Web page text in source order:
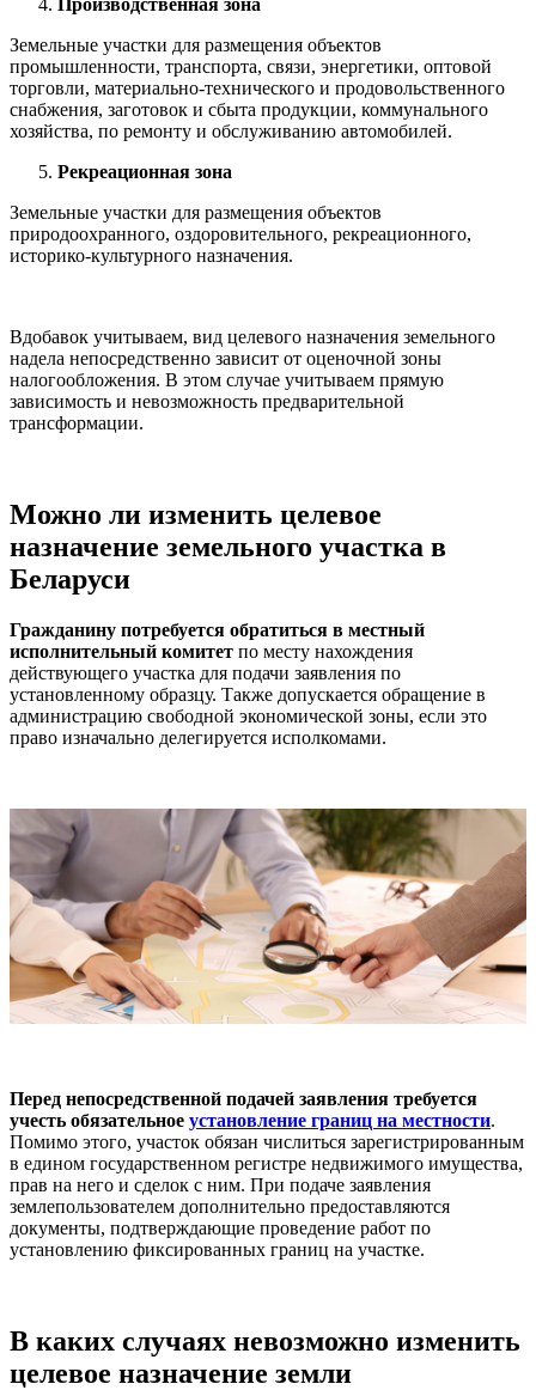
Земельные участки для размещения объектов
промышленности, транспорта, связи, энергетики, оптовой
торговли, материально-технического и продовольственного
снабжения, заготовок и сбыта продукции, коммунального
хозяйства, по ремонту и обслуживанию автомобилей.
Рекреационная зона
Земельные участки для размещения объектов
природоохранного, оздоровительного, рекреационного,
историко-культурного назначения.
Вдобавок учитываем, вид целевого назначения земельного
надела непосредственно зависит от оценочной зоны
налогообложения. В этом случае учитываем прямую
зависимость и невозможность предварительной
трансформации.
Можно ли изменить целевое
назначение земельного участка в
Беларуси
Гражданину потребуется обратиться в местный
исполнительный комитет по месту нахождения
действующего участка для подачи заявления по
установленному образцу. Также допускается обращение в
администрацию свободной экономической зоны, если это
право изначально делегируется исполкомами.
Перед непосредственной подачей заявления требуется
учесть обязательное установление границ на местности.
Помимо этого, участок обязан числиться зарегистрированным
в едином государственном регистре недвижимого имущества,
прав на него и сделок с ним. При подаче заявления
землепользователем дополнительно предоставляются
документы, подтверждающие проведение работ по
установлению фиксированных границ на участке.
В каких случаях невозможно изменить
целевое назначение земли